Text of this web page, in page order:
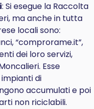
: Si esegue la Raccolta
ma anche in tutta
locali sono:
“comprorame.it”,
dei loro servizi,
Esse
di
accumulati e poi
non riciclabili.